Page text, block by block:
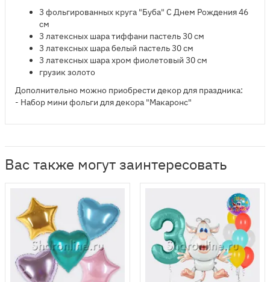
​3 фольгированных круга "Буба" С Днем Рождения 46
см
3 латексных шара тиффани пастель 30 см
3 латексных шара белый пастель 30 см
3 латексных шара хром фиолетовый 30 см
грузик золото
Дополнительно можно приобрести декор для праздника:
- Набор мини фольги для декора "Макаронс"
Вас также могут заинтересовать